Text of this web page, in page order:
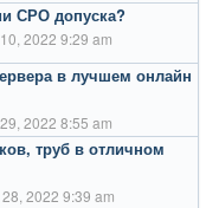
СРО допуска?
2022 9:29 am
в лучшем онлайн
2022 8:55 am
труб в отличном
2022 9:39 am